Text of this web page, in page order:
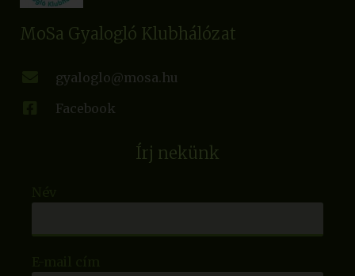
MoSa Gyalogló Klubhálózat
gyaloglo@mosa.hu
Facebook
Írj nekünk